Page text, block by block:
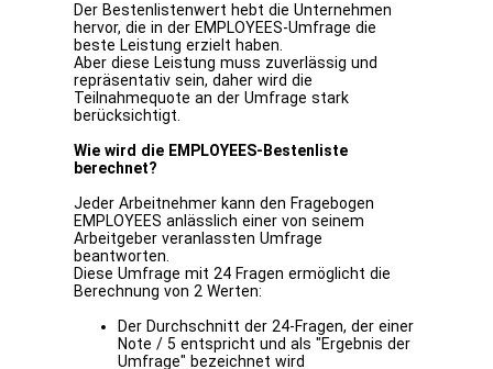
Der Bestenlistenwert hebt die Unternehmen
hervor, die in der EMPLOYEES-Umfrage die
beste Leistung erzielt haben.
Aber diese Leistung muss zuverlässig und
repräsentativ sein, daher wird die
Teilnahmequote an der Umfrage stark
berücksichtigt.
Wie wird die EMPLOYEES-Bestenliste
berechnet?
Jeder Arbeitnehmer kann den Fragebogen
EMPLOYEES anlässlich einer von seinem
Arbeitgeber veranlassten Umfrage
beantworten.
Diese Umfrage mit 24 Fragen ermöglicht die
Berechnung von 2 Werten:
Der Durchschnitt der 24-Fragen, der einer
Note / 5 entspricht und als "Ergebnis der
Umfrage" bezeichnet wird